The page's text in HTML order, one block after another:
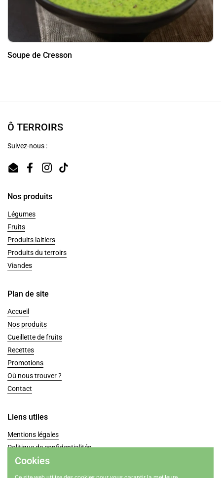
Soupe de Cresson
Ô TERROIRS
Suivez-nous :
EmailFacebookInstagram
TikTok
Nos produits
Légumes
Fruits
Produits laitiers
Produits du terroirs
Viandes
Plan de site
Accueil
Nos produits
Cueillette de fruits
Recettes
Promotions
Où nous trouver ?
Contact
Liens utiles
Mentions légales
Politique de confidentialités
Conditions générales de vente
Cookies